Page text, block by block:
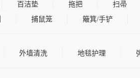
百洁垫 拖把
扫帚
捕鼠笼 簸箕/手铲
外墙清洗 地毯护理